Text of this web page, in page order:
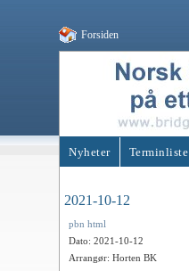
Forsiden
Nyheter Terminliste
2021-10-12
pbn html
Dato: 2021-10-12
Arrangør: Horten BK